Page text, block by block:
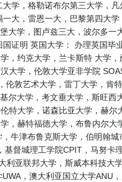
学，格勒诺布尔第三大学，
大，雷恩一大，巴黎第四大
大学，图卢兹三大，波尔多一
证明 英国大学： 办理英国毕
，约克大学，兰卡斯特 大学，
大学，伦敦大学亚非学院
敦艺术大学，雷丁大学，肯
尔大学，考文垂大学，斯旺西
特大学，诺森比亚大学，赫尔
，赫特福德大学，布鲁内尔大
牛津布鲁克斯大学，伯明翰
督城理工学院CPIT，马努卡
利亚联邦大学，斯威本科技大
，澳大利亚国立大学ANU